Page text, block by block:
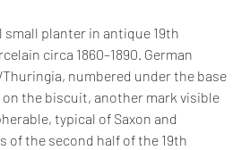
planter in antique 19th
circa 1860–1890. German
numbered under the base
the biscuit, another mark visible
typical of Saxon and
of the second half of the 19th